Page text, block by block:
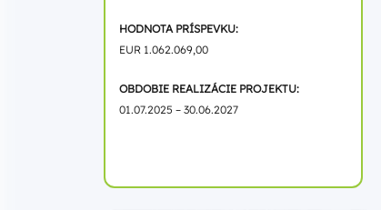
HODNOTA PRÍSPEVKU:
EUR 1.062.069,00
OBDOBIE REALIZÁCIE PROJEKTU:
01.07.2025 – 30.06.2027